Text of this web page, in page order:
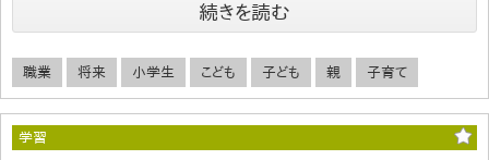
続きを読む
職業 将来 小学生 こども 子ども 親 子育て
学習